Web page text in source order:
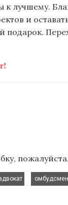
к лучшему.
и
подарок.
омбудсмен